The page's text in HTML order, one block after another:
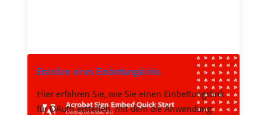
Erstellen eines Einbettungslinks
Hier erfahren Sie, wie Sie einen Einbettungslink
für OAuth erstellen, mit dem die Anwendung